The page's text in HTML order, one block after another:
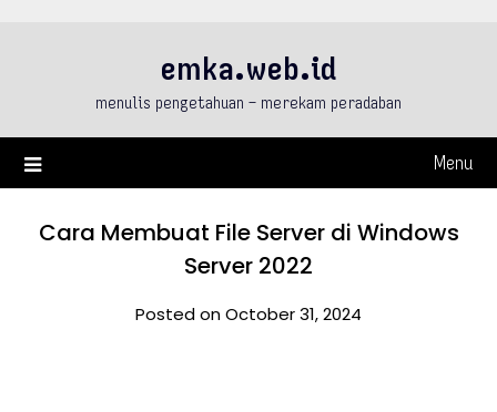
emka.web.id
menulis pengetahuan – merekam peradaban
Menu
Cara Membuat File Server di Windows
Server 2022
Posted on October 31, 2024